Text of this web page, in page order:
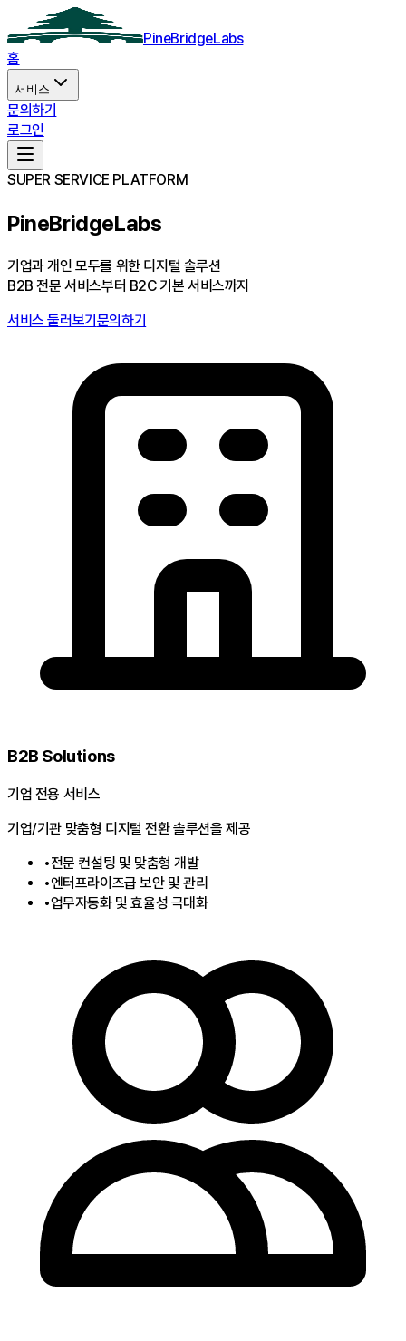
PineBridgeLabs
홈
서비스
문의하기
로그인
SUPER SERVICE PLATFORM
PineBridgeLabs
기업과 개인 모두를 위한 디지털 솔루션
B2B 전문 서비스부터 B2C 기본 서비스까지
서비스 둘러보기 문의하기
B2B Solutions
기업 전용 서비스
기업/기관 맞춤형 디지털 전환 솔루션을 제공
•전문 컨설팅 및 맞춤형 개발
•엔터프라이즈급 보안 및 관리
•업무자동화 및 효율성 극대화